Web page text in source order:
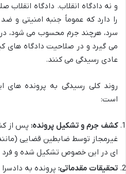
و نه دادگاه انقلاب. دادگاه
را دارد که عموماً جنبه امنیتی و
سرد، هرچند جرم محسوب می شود، در
می گیرد و در صلاحیت دادگاه های
عادی رسیدگی می کنند.
روند کلی رسیدگی به پرونده های
است:
کشف جرم و تشکیل پرونده: پس از
غیرمجاز توسط ضابطین قضایی
ای در این خصوص تشکیل شده و فرد
تحقیقات مقدماتی: پرونده به